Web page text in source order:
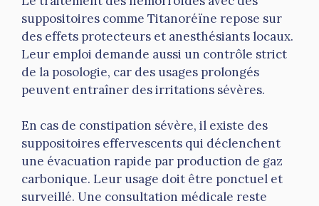
suppositoires comme Titanoréïne repose sur
des effets protecteurs et anesthésiants locaux.
Leur emploi demande aussi un contrôle strict
de la posologie, car des usages prolongés
peuvent entraîner des irritations sévères.
En cas de constipation sévère, il existe des
suppositoires effervescents qui déclenchent
une évacuation rapide par production de gaz
carbonique. Leur usage doit être ponctuel et
surveillé. Une consultation médicale reste